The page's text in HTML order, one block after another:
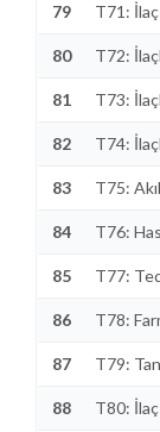
79 T71:
80 T72:
81 T73:
82 T74:
83 T75:
84 T76:
85 T77:
86 T78:
87 T79:
88 T80: